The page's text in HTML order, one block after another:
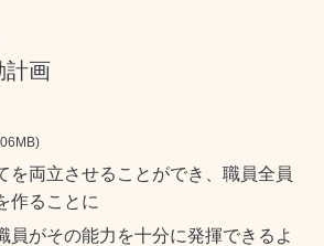
計画
を両立させることができ、職員全員
作ることに
員がその能力を十分に発揮できるよ